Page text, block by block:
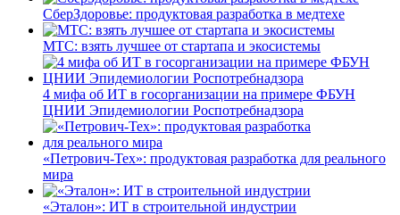
СберЗдоровье: продуктовая разработка в медтехе
МТС: взять лучшее от стартапа и экосистемы
4 мифа об ИТ в госорганизации на примере ФБУН
ЦНИИ Эпидемиологии Роспотребнадзора
«Петрович-Тех»: продуктовая разработка для реального
мира
«Эталон»: ИТ в строительной индустрии